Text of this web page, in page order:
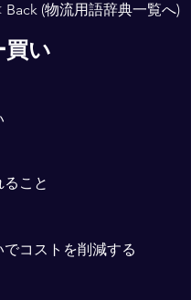
Back (物流用語辞典一覧へ)
買い
こと
でコストを削減する